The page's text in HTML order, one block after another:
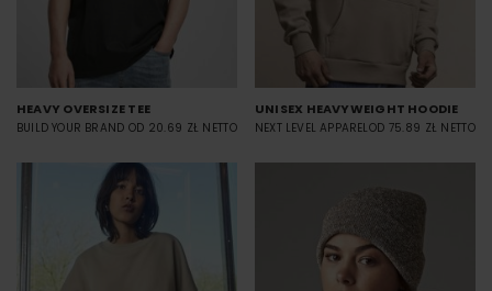
HEAVY OVERSIZE TEE
BUILD YOUR BRAND OD 20.69 ZŁ NETTO
UNISEX HEAVYWEIGHT HOODIE
NEXT LEVEL APPARELOD 75.89 ZŁ NETTO